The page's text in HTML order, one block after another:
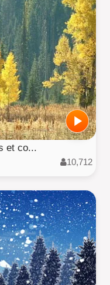
et co...
10,712